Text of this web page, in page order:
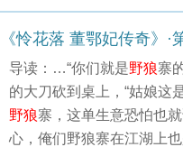
《怜花落 董鄂妃传奇》·
导读：…“你们就是野狼寨
的大刀砍到桌上，“姑娘这
野狼寨，这单生意恐怕也
心，俺们野狼寨在江湖上